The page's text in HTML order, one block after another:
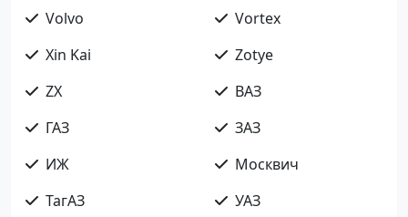
Volvo
Vortex
Xin Kai
Zotye
ZX
ВАЗ
ГАЗ
ЗАЗ
ИЖ
Москвич
ТагАЗ
УАЗ